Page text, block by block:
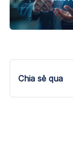
Chia sẻ qua